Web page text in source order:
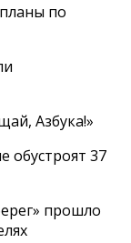
по
Азбука!»
обустроят 37
прошло